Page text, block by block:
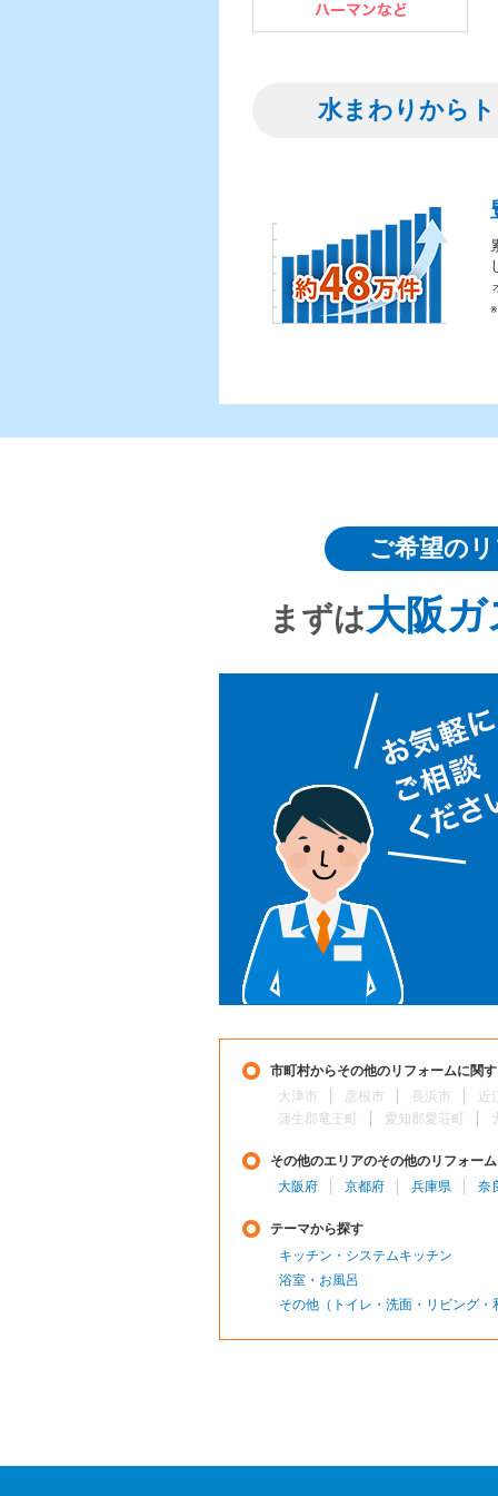
水まわりから
ご希望の
まずは大阪
市町村からその他のリフォームに関
大津市
彦根市 長浜市
近
蒲生郡竜王町
愛知郡愛荘町
その他のエリアのその他のリフォー
大阪府
京都府 兵庫県 奈
テーマから探す
キッチン・システムキッチン
浴室・お風呂
その他（トイレ・洗面・リビング